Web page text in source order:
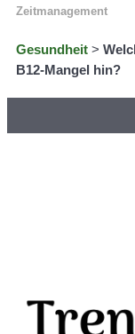
Zeitmanagement
Gesundheit >
B12-Mangel hin?